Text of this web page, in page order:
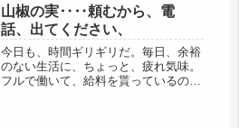
対応も注目され矢面に立たされる。な
んだかんだいっても、日本から身代金
が支...
山椒の実‥‥頼むから、電
話、出てください、
今日も、時間ギリギリだ。毎日、余裕
のない生活に、ちょっと、疲れ気味。
フルで働いて、給料を貰っているのだ